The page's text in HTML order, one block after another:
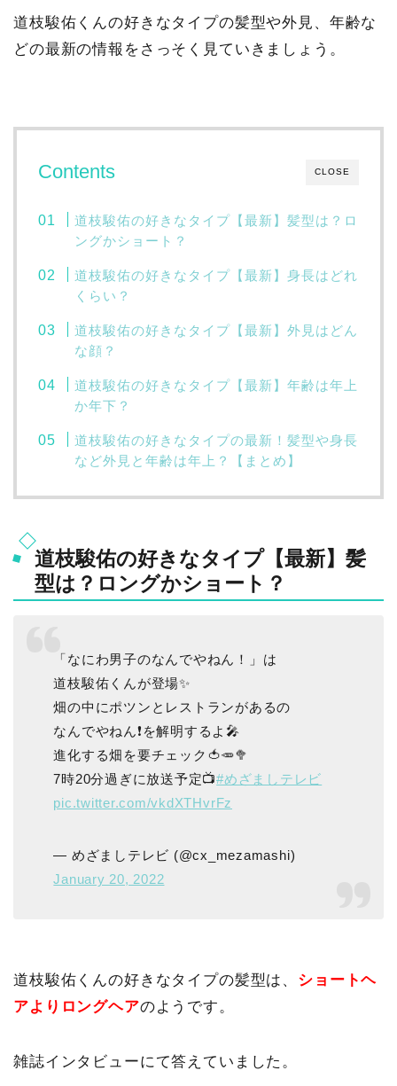
道枝駿佑くんの好きなタイプの髪型や外見、年齢な
どの最新の情報をさっそく見ていきましょう。
CLOSE
Contents
道枝駿佑の好きなタイプ【最新】髪型は？ロ
ングかショート？
道枝駿佑の好きなタイプ【最新】身長はどれ
くらい？
道枝駿佑の好きなタイプ【最新】外見はどん
な顔？
道枝駿佑の好きなタイプ【最新】年齢は年上
か年下？
道枝駿佑の好きなタイプの最新！髪型や身長
など外見と年齢は年上？【まとめ】
道枝駿佑の好きなタイプ【最新】髪
型は？ロングかショート？
「なにわ男子のなんでやねん！」は
道枝駿佑くんが登場✨
畑の中にポツンとレストランがあるの
なんでやねん❗️を解明するよ🎤
進化する畑を要チェック🍅🥕🥦
7時20分過ぎに放送予定📺#めざましテレビ
pic.twitter.com/vkdXTHvrFz
— めざましテレビ (@cx_mezamashi)
January 20, 2022
道枝駿佑くんの好きなタイプの髪型は、 ショートヘ
アよりロングヘアのようです。
雑誌インタビューにて答えていました。